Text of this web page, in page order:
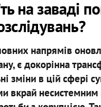
на заваді
напрямів
є докорінна
зміни в цій сфері
вкрай